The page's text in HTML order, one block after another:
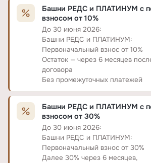
Башни РЕДС и ПЛАТИНУМ с
взносом от 10%
До 30 июня 2026:
Башни РЕДС и ПЛАТИНУМ:
Первоначальный взнос от 10%
Остаток — через 6 месяцев
договора
Без промежуточных платежей
Башни РЕДС и ПЛАТИНУМ с
взносом от 30%
До 30 июня 2026:
Башни РЕДС и ПЛАТИНУМ:
Первоначальный взнос от 30%
Далее 30% через 6 месяцев,